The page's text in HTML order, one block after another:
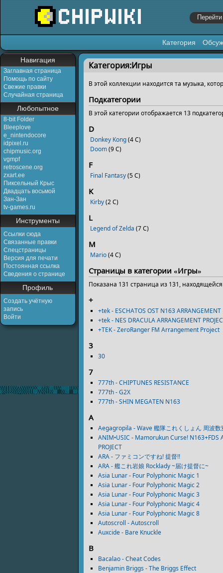
Категория
Навигация
Заглавная страница
Помощь по сайту
Свежие правки
Случайная страница
Любопытное
8-bit Folder
Bleeplove
e_nintendocore
idpixel.ru
chipmusic.org
vgmpf
retroscene.org
zxart.ee
Пиксельный Крыс
Двадцать восьмой
Зан-Зан
tv-games.ru
Инструменты
Ссылки сюда
Связанные правки
Спецстраницы
Версия для печати
Постоянная ссылка
Сведения о странице
Профиль
Создать учётную
запись
Войти
Перейти к:навигация,поиск
Категория:Игры
В этой коллекции находится та музыка,
Подкатегории
В этой категории отображается 13
D
Donkey Kong(4 С)
Doom(9 С)
F
Final Fantasy(5 С)
K
Kirby(2 С)
L
Legend of Zelda (7 С)
M
Mario(4 С)
Страницы в категории «Игры»
Показана 131 страница из 131,
+
+tek - ESCHATOS OST N163 ARRANGEMENT
+tek - NES DRACULA ARRANGEMENT
+TEK - ZeroRanger FM Arrangement Project
3
30
7
777th - CHIPTUNES RESISTANCE
777th - G2X
777th - SHIN MEGATEN N163
A
Aegagropila - Wave 艦隊これくしょん 周波
ANIM•USIC - Mamorukun Curse! N163+FDS
PROJECT
ARA - ファミコンですね! 提督!!
ARA - 艦これ岩娘 Rocklady ~届け提督に~
Asia Lunar - Four Polyphonic Magic 1
Asia Lunar - Four Polyphonic Magic 2
Asia Lunar - Four Polyphonic Magic 3
Asia Lunar - Four Polyphonic Magic 4
Asia Lunar - Four Polyphonic Magic 8
Autoscroll - Autoscroll
Auxcide - Bare Knuckle
B
Bacalao - Cheat Codes
Benjamin Briggs - The Briggs Effect